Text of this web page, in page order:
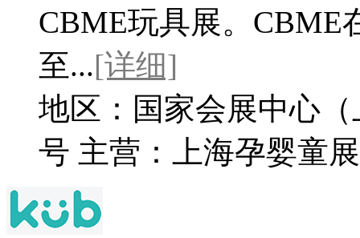
CBME玩具展。CBME
至...[详细]
地区：国家会展中心
号 主营： 上海孕婴童展